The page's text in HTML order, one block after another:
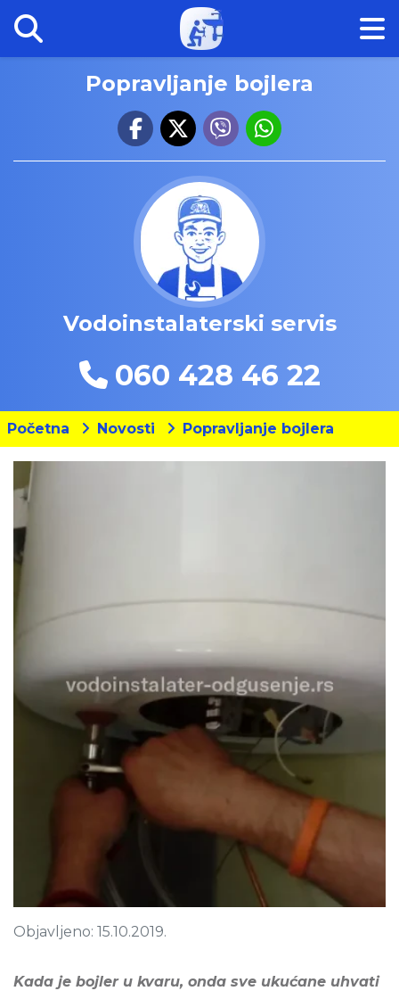
Popravljanje bojlera
Vodoinstalaterski servis
060 428 46 22
Početna Novosti Popravljanje bojlera
Objavljeno: 15.10.2019.
Kada je bojler u kvaru, onda sve ukućane uhvati